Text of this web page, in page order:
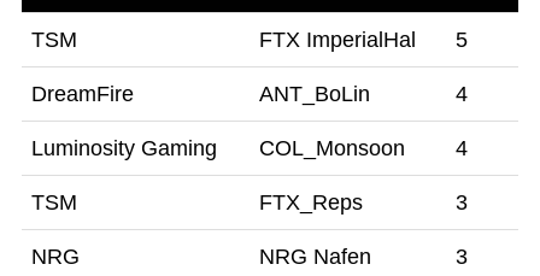
TSM FTX ImperialHal 5
DreamFire ANT_BoLin 4
Luminosity Gaming COL_Monsoon 4
TSM FTX_Reps 3
NRG NRG Nafen 3